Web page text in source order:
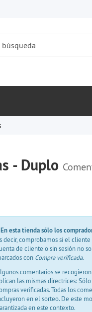
- Duplo
En esta tienda sólo los
decir, comprobamos si el
de cliente o sin sesión no
con Compra verificada.
comentarios se
las mismas directrices:
verificadas. Todas los
en el sorteo. De este
en este contexto.